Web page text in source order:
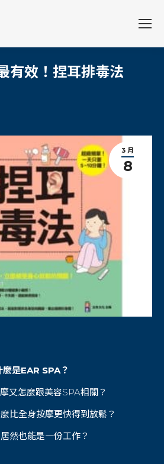
有效！捏耳排毒法
3 月
8
麼是EAR SPA？
又怎麼跟美容SPA相關？
比全身按摩更快得到放鬆？
然也能是一份工作？